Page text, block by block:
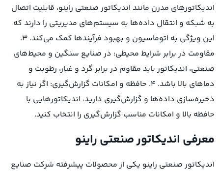
اندیکاتورهای مدرن مانند اندیکاتور صنعتی راینو، قابلیت اتصال
به شبکه و انتقال داده‌ها به سیستم‌های مدیریتی را دارند که
این ویژگی به اتوماسیون و بهبود فرآیندها کمک می‌کند. ۳.
مقاومت در برابر شرایط محیطی: در صنایع سنگین و محیط‌های
صنعتی، اندیکاتور باید مقاوم در برابر گرد و غبار، رطوبت و
دماهای بالا باشد. ۴. حافظه و امکانات گزارش‌گیری: اگر نیاز به
ذخیره‌سازی داده‌ها و گزارش‌گیری دارید، اندیکاتورهایی با
حافظه بالا و امکانات مناسب گزارش‌گیری را انتخاب کنید.
معرفی اندیکاتور صنعتی راینو
اندیکاتور صنعتی راینو یکی از محصولات پیشرفته شرکت صنایع